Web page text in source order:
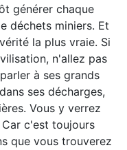
générer chaque
déchets miniers. Et
la plus vraie. Si
n'allez pas
à ses grands
ses décharges,
Vous y verrez
c'est toujours
que vous trouverez